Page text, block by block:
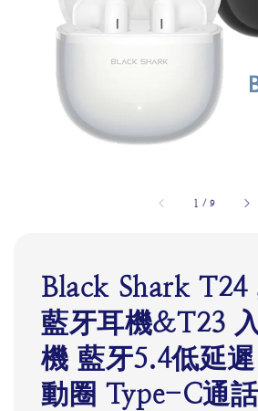
1 /9
Black Shark T24
藍牙耳機&T23
機 藍牙5.4低延
動圈 Type-C通